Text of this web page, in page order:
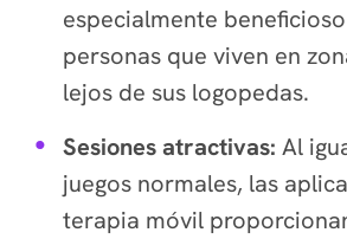
especialmente
personas que viven en
lejos de sus logopedas.
Sesiones atractivas: Al
juegos normales, las
terapia móvil